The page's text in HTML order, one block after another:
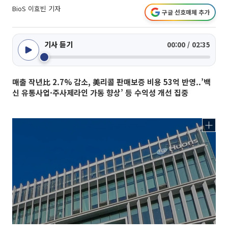
BioS 이효빈 기자 구글 선호매체 추가
기사 듣기 00:00 / 02:35
매출 작년比 2.7% 감소, 美리콜 판매보증 비용 53억 반영..’백
신 유통사업·주사제라인 가동 향상’ 등 수익성 개선 집중